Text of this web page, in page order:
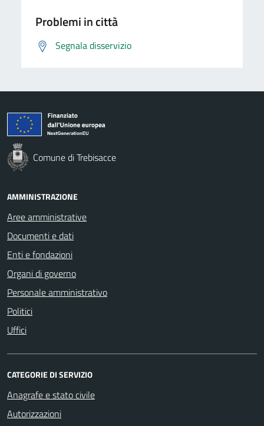
Problemi in città
Segnala disservizio
Comune di Trebisacce
AMMINISTRAZIONE
Aree amministrative
Documenti e dati
Enti e fondazioni
Organi di governo
Personale amministrativo
Politici
Uffici
CATEGORIE DI SERVIZIO
Anagrafe e stato civile
Autorizzazioni